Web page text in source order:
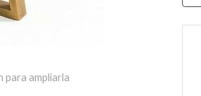
para ampliarla